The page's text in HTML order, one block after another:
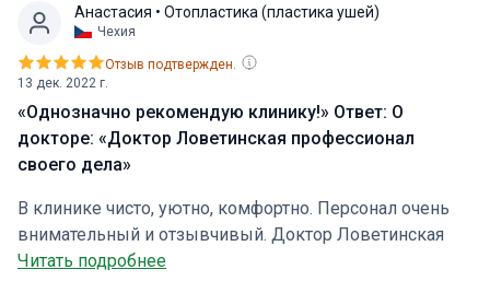
Анастасия • Отопластика (пластика ушей)
Чехия
13 дек. 2022 г.
Отзыв подтвержден.
«Однозначно рекомендую клинику!» Ответ: О
докторе: «Доктор Ловетинская профессионал
своего дела»
В клинике чисто, уютно, комфортно. Персонал очень
внимательный и отзывчивый. Доктор Ловетинская
профессионал своего дела. Учла все пожелания, все
Читать подробнее